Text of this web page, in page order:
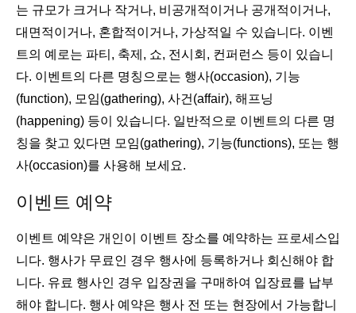
는 규모가 크거나 작거나, 비공개적이거나 공개적이거나,
대면적이거나, 혼합적이거나, 가상적일 수 있습니다. 이벤
트의 예로는 파티, 축제, 쇼, 전시회, 컨퍼런스 등이 있습니
다. 이벤트의 다른 명칭으로는 행사(occasion), 기능
(function), 모임(gathering), 사건(affair), 해프닝
(happening) 등이 있습니다. 일반적으로 이벤트의 다른 명
칭을 찾고 있다면 모임(gathering), 기능(functions), 또는 행
사(occasion)를 사용해 보세요.
이벤트 예약
이벤트 예약은 개인이 이벤트 장소를 예약하는 프로세스입
니다. 행사가 무료인 경우 행사에 등록하거나 회신해야 합
니다. 유료 행사인 경우 입장권을 구매하여 입장료를 납부
해야 합니다. 행사 예약은 행사 전 또는 현장에서 가능합니